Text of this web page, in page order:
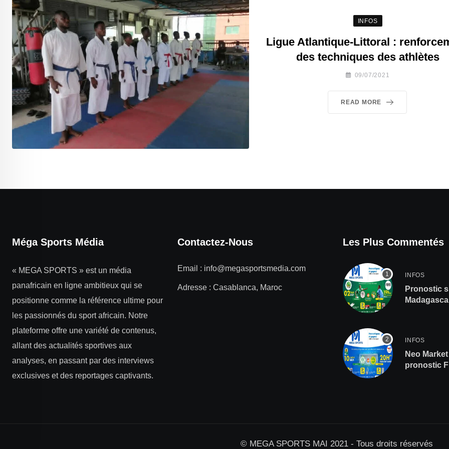
INFOS
Ligue Atlantique-Littoral :
des techniques des athlètes
09/07/2021
READ MORE
Méga Sports Média
« MEGA SPORTS » est un média
panafricain en ligne ambitieux qui se
positionne comme la référence ultime pour
les passionnés du sport africain. Notre
plateforme offre une variété de contenus,
allant des actualités sportives aux
analyses, en passant par des interviews
exclusives et des reportages captivants.
Contactez-Nous
Email : info@megasportsmedia.com
Adresse : Casablanca, Maroc
Les Plus Commentés
INFOS
Pronostic
INFOS
Neo
pronostic
© MEGA SPORTS MAI 2021 - Tous droits réservés